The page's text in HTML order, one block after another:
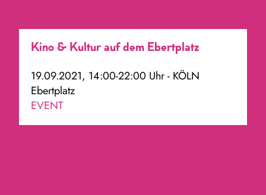
Kino & Kultur auf dem Ebertplatz
19.09.2021, 14:00-22:00 Uhr - KÖLN
Ebertplatz
EVENT